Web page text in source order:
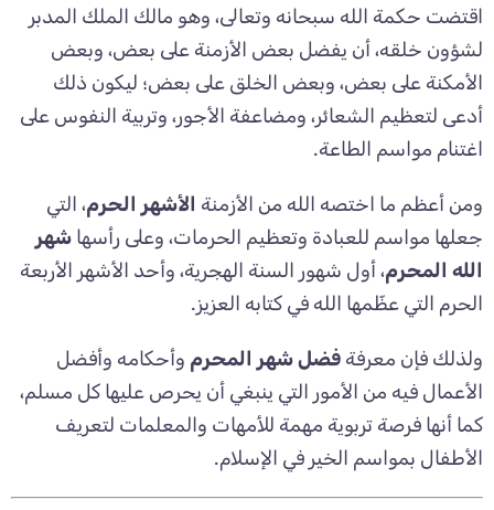
اقتضت حكمة الله سبحانه وتعالى، وهو مالك الملك المدبر
لشؤون خلقه، أن يفضل بعض الأزمنة على بعض، وبعض
الأمكنة على بعض، وبعض الخلق على بعض؛ ليكون ذلك
أدعى لتعظيم الشعائر، ومضاعفة الأجور، وتربية النفوس على
اغتنام مواسم الطاعة.
ومن أعظم ما اختصه الله من الأزمنة الأشهر الحرم، التي
جعلها مواسم للعبادة وتعظيم الحرمات، وعلى رأسها شهر
الله المحرم، أول شهور السنة الهجرية، وأحد الأشهر الأربعة
الحرم التي عظّمها الله في كتابه العزيز.
ولذلك فإن معرفة فضل شهر المحرم وأحكامه وأفضل
الأعمال فيه من الأمور التي ينبغي أن يحرص عليها كل مسلم،
كما أنها فرصة تربوية مهمة للأمهات والمعلمات لتعريف
الأطفال بمواسم الخير في الإسلام.